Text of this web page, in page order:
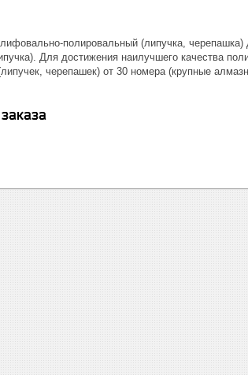
полировальный (липучка,
Для достижения наилучшего качества
черепашек) от 30 номера (крупные